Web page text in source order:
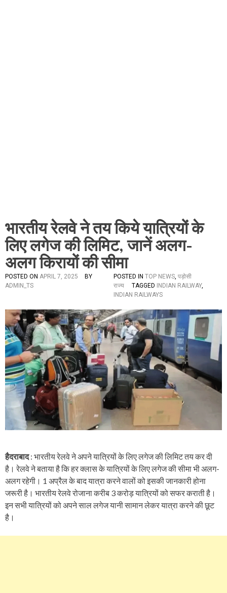
भारतीय रेलवे ने तय किये यात्रियों के
लिए लगेज की लिमिट, जानें अलग-
अलग किरायों की सीमा
POSTED ON APRIL 7, 2025
BY
ADMIN_TS
POSTED IN TOP NEWS, पड़ोसी
राज्य
TAGGED INDIAN RAILWAY,
INDIAN RAILWAYS
हैदराबाद: भारतीय रेलवे ने अपने यात्रियों के लिए लगेज की लिमिट तय कर दी
है। रेलवे ने बताया है कि हर क्‍लास के यात्रियों के लिए लगेज की सीमा भी अलग-
अलग रहेगी। 1 अप्रैल के बाद यात्रा करने वालों को इसकी जानकारी होना
जरूरी है। भारतीय रेलवे रोजाना करीब 3 करोड़ यात्रियों को सफर कराती है।
इन सभी यात्रियों को अपने साल लगेज यानी सामान लेकर यात्रा करने की छूट
है।